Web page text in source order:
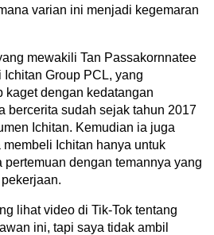
varian ini menjadi kegemaran
mewakili Tan Passakornnatee
Group PCL, yang
kaget dengan kedatangan
bercerita sudah sejak tahun 2017
Ichitan. Kemudian ia juga
Ichitan hanya untuk
dengan temannya yang
lihat video di Tik-Tok tentang
ini, tapi saya tidak ambil